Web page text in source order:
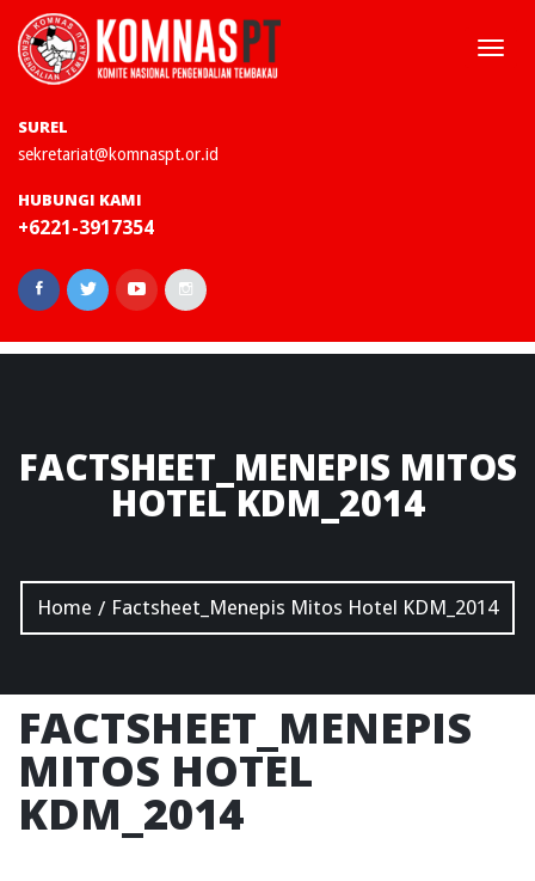
SUREL
sekretariat@komnaspt.or.id
HUBUNGI KAMI
+6221-3917354
FACTSHEET_MENEPIS MITOS
HOTEL KDM_2014
Home / Factsheet_Menepis Mitos Hotel KDM_2014
FACTSHEET_MENEPIS
MITOS HOTEL
KDM_2014